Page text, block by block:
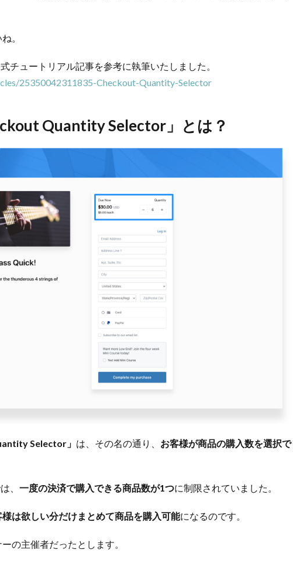
。
チュートリアル記事を参考に執筆いたしました。
25350042311835-Checkout-Quantity-Selector
Quantity Selector」とは？
Selector」 は、その名の通り、 お客様が商品の購入数を選択で
、 一度の決済で購入できる商品数が1つに制限されていました。
様は欲しい分だけまとめて商品を購入可能になるのです。
の主催者だったとします。